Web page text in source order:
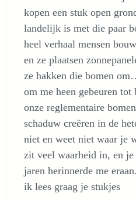
kopen een stuk open
landelijk is met die paar
heel verhaal mensen
en ze plaatsen
ze hakken die bomen
om me heen gebeuren
onze reglementaire
schaduw creëren in de
niet en weet niet waar je
zit veel waarheid in, en
jaren herinnerde me
ik lees graag je stukjes